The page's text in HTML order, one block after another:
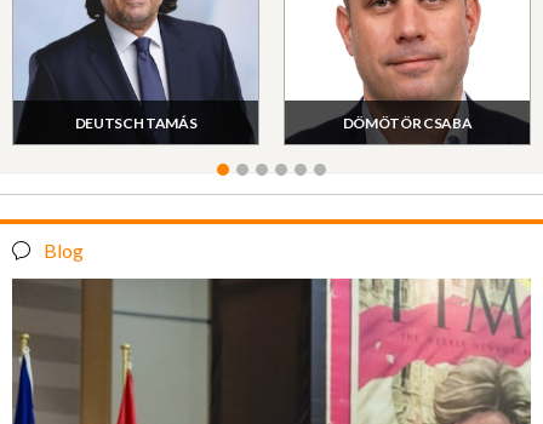
DEUTSCH TAMÁS DÖMÖTÖR CSABA
Blog